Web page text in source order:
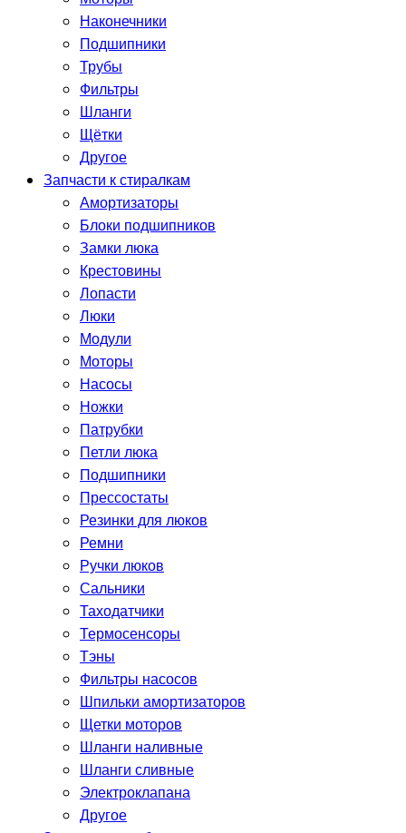
Наконечники
Подшипники
Трубы
Фильтры
Шланги
Щётки
Другое
Запчасти к стиралкам
Амортизаторы
Блоки подшипников
Замки люка
Крестовины
Лопасти
Люки
Модули
Моторы
Насосы
Ножки
Патрубки
Петли люка
Подшипники
Прессостаты
Резинки для люков
Ремни
Ручки люков
Сальники
Таходатчики
Термосенсоры
Тэны
Фильтры насосов
Шпильки амортизаторов
Щетки моторов
Шланги наливные
Шланги сливные
Электроклапана
Другое